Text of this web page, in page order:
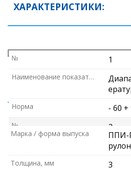
ХАРАКТЕРИСТИКИ:
1
№
Наименование показателя
- 60 +
Норма
2
№
РАЗМЕРЫ И УПАКОВКА:
ППИ-
рулон
Марка / форма выпуска
3
Толщина, мм